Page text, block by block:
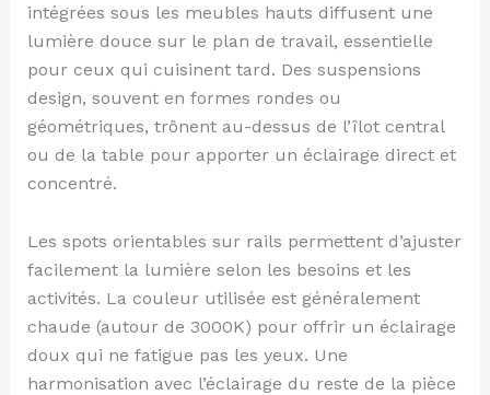
intégrées sous les meubles hauts diffusent une
lumière douce sur le plan de travail, essentielle
pour ceux qui cuisinent tard. Des suspensions
design, souvent en formes rondes ou
géométriques, trônent au-dessus de l’îlot central
ou de la table pour apporter un éclairage direct et
concentré.
Les spots orientables sur rails permettent d’ajuster
facilement la lumière selon les besoins et les
activités. La couleur utilisée est généralement
chaude (autour de 3000K) pour offrir un éclairage
doux qui ne fatigue pas les yeux. Une
harmonisation avec l’éclairage du reste de la pièce